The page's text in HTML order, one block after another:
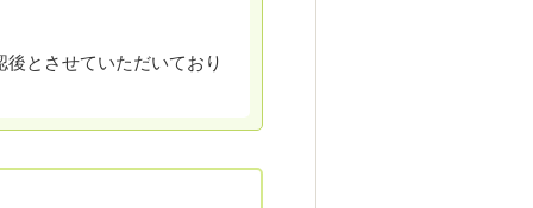
とさせていただいており